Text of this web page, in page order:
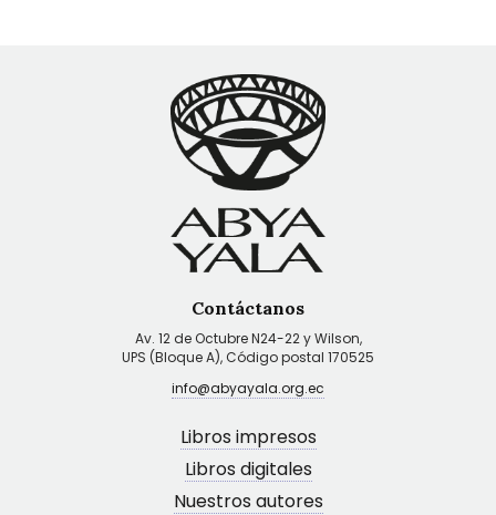
Contáctanos
Av. 12 de Octubre N24-22 y Wilson,
UPS (Bloque A), Código postal 170525
info@abyayala.org.ec
Libros impresos
Libros digitales
Nuestros autores